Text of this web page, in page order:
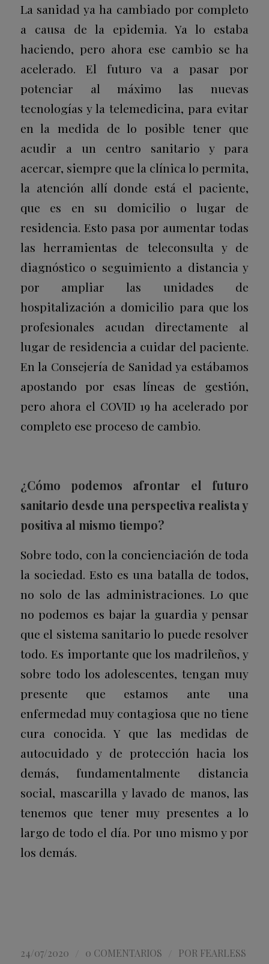
La sanidad ya ha cambiado por completo
a causa de la epidemia. Ya lo estaba
haciendo, pero ahora ese cambio se ha
acelerado. El futuro va a pasar por
potenciar al máximo las nuevas
tecnologías y la telemedicina, para evitar
en la medida de lo posible tener que
acudir a un centro sanitario y para
acercar, siempre que la clínica lo permita,
la atención allí donde está el paciente,
que es en su domicilio o lugar de
residencia. Esto pasa por aumentar todas
las herramientas de teleconsulta y de
diagnóstico o seguimiento a distancia y
por ampliar las unidades de
hospitalización a domicilio para que los
profesionales acudan directamente al
lugar de residencia a cuidar del paciente.
En la Consejería de Sanidad ya estábamos
apostando por esas líneas de gestión,
pero ahora el COVID 19 ha acelerado por
completo ese proceso de cambio.
¿Cómo podemos afrontar el futuro
sanitario desde una perspectiva realista y
positiva al mismo tiempo?
Sobre todo, con la concienciación de toda
la sociedad. Esto es una batalla de todos,
no solo de las administraciones. Lo que
no podemos es bajar la guardia y pensar
que el sistema sanitario lo puede resolver
todo. Es importante que los madrileños, y
sobre todo los adolescentes, tengan muy
presente que estamos ante una
enfermedad muy contagiosa que no tiene
cura conocida. Y que las medidas de
autocuidado y de protección hacia los
demás, fundamentalmente distancia
social, mascarilla y lavado de manos, las
tenemos que tener muy presentes a lo
largo de todo el día. Por uno mismo y por
los demás.
24/07/2020 0 COMENTARIOS POR FEARLESS